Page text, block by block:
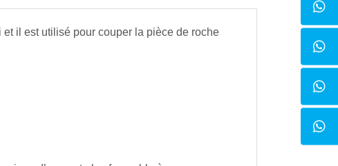
et il est utilisé pour couper la pièce de roche